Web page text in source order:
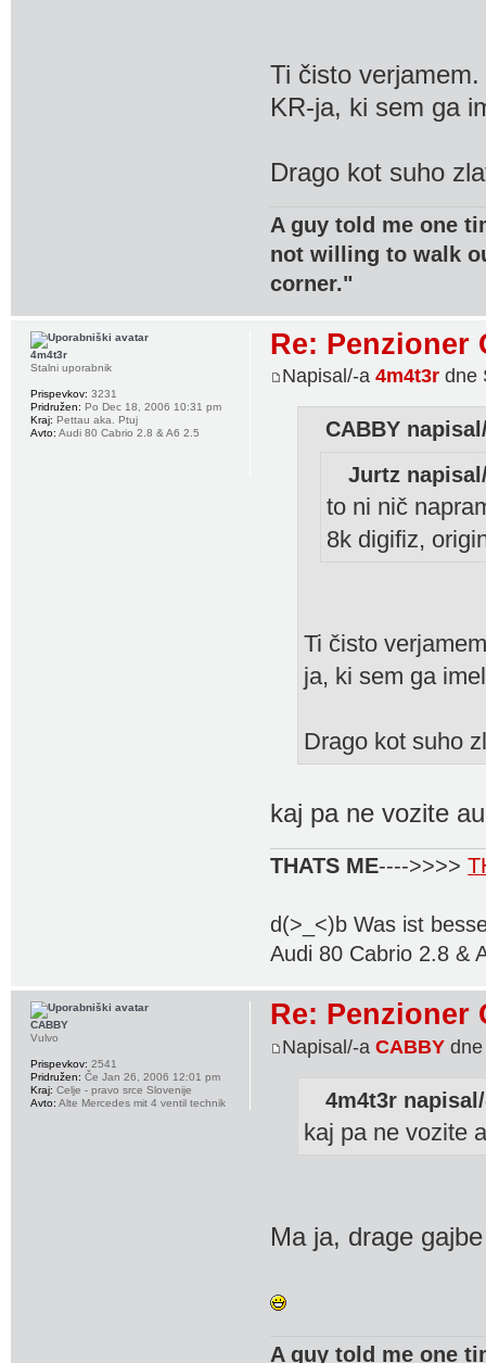
Ti čisto
KR-ja, ki sem ga
Drago kot suho
A guy told me one
not willing to walk
corner."
Re: Penzioner
Napisal/-a4m4t3r dne
CABBY
Jurtz
to ni nič
8k digifiz,
Ti čisto
ja, ki sem ga
Drago kot suho
kaj pa ne vozite
THATS ME---->>>>
d(>_<)b Was ist
Audi 80 Cabrio 2.8 &
4m4t3r
Stalni uporabnik
Prispevkov: 3231
Pridružen: Po Dec 18, 2006 10:31 pm
Kraj: Pettau aka. Ptuj
Avto: Audi 80 Cabrio 2.8 & A6 2.5
Re: Penzioner
Napisal/-aCABBY
4m4t3r
kaj pa ne vozite
Ma ja, drage
A guy told me one
CABBY
Vulvo
Prispevkov: 2541
Pridružen: Če Jan 26, 2006 12:01 pm
Kraj: Celje - pravo srce Slovenije
Avto: Alte Mercedes mit 4 ventil technik